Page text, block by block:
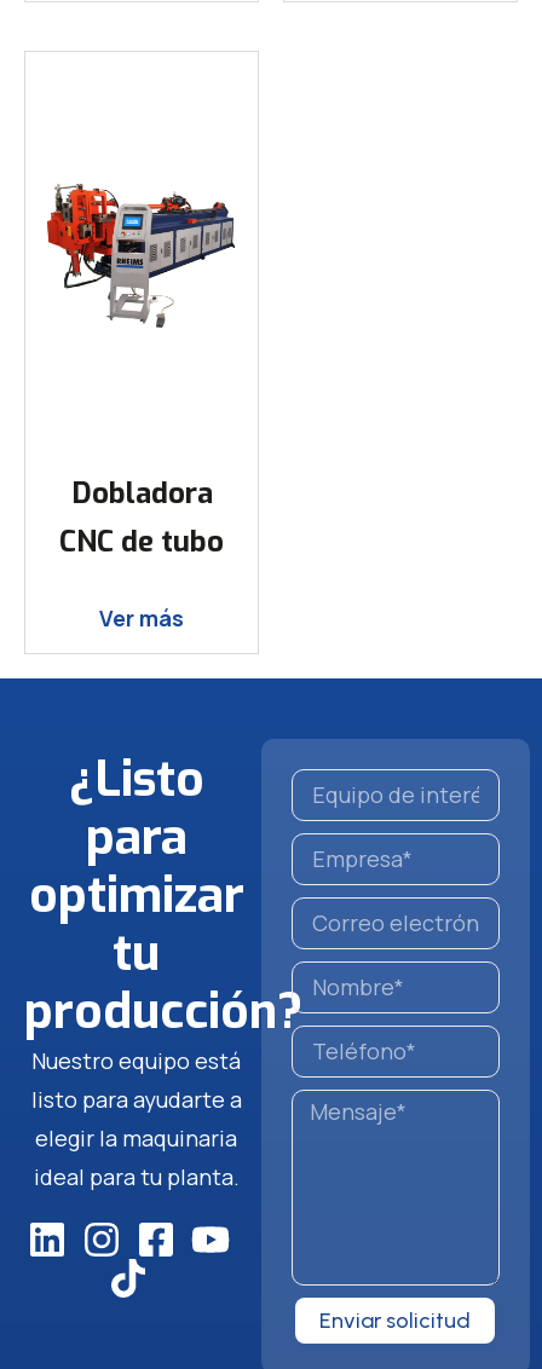
Dobladora
CNC de tubo
Ver más
¿Listo
para
optimizar
tu
producción?
Nuestro equipo está
listo para ayudarte a
elegir la maquinaria
ideal para tu planta.
Enviar solicitud